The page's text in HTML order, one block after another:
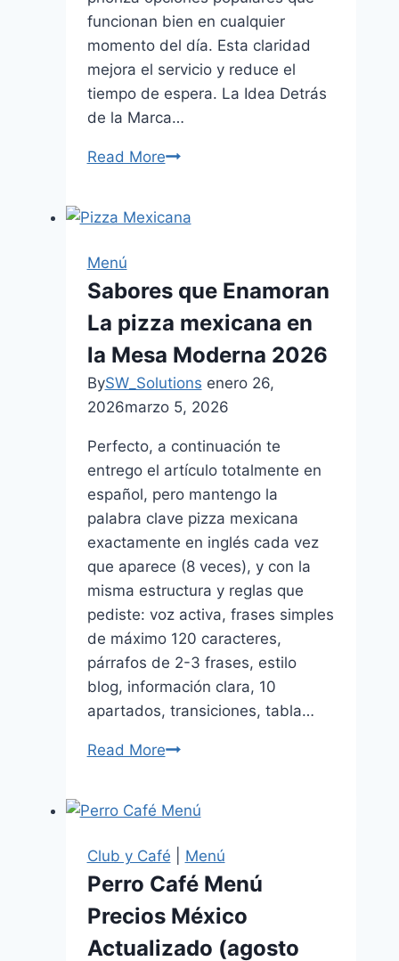
funcionan bien en cualquier
momento del día. Esta claridad
mejora el servicio y reduce el
tiempo de espera. La Idea Detrás
de la Marca…
Read MorePizza
Sencilla
Marca
y
su
Creciente
Presencia
Menú
Sabores que Enamoran
La pizza mexicana en
la Mesa Moderna 2026
BySW_Solutions enero 26,
2026marzo 5, 2026
Perfecto, a continuación te
entrego el artículo totalmente en
español, pero mantengo la
palabra clave pizza mexicana
exactamente en inglés cada vez
que aparece (8 veces), y con la
misma estructura y reglas que
pediste: voz activa, frases simples
de máximo 120 caracteres,
párrafos de 2-3 frases, estilo
blog, información clara, 10
apartados, transiciones, tabla…
Read MoreSabores
La
pizza
mexicana
en
la
Mesa
Club y Café Menú
Perro Café Menú
Precios México
Actualizado (agosto